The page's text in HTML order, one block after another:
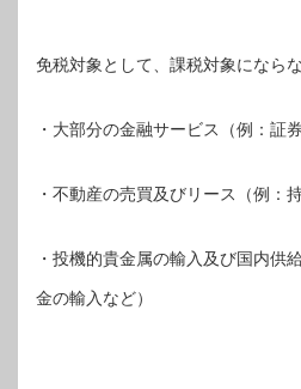
免税対象として、課税対象になら
・大部分の金融サービス（例：証
・不動産の売買及びリース（例：
・投機的貴金属の輸入及び国内供
金の輸入など）